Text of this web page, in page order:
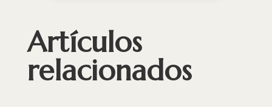
Artículos
relacionados